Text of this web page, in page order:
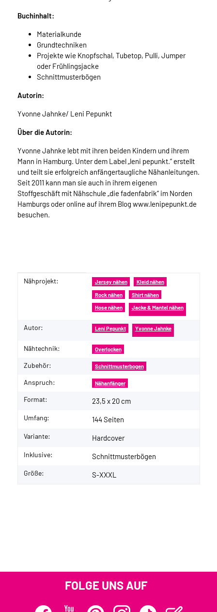
Buchinhalt:
Materialkunde
Grundtechniken
Projekte wie Knopfschal, Tubetop, Pulli, Jumper
oder Frühlingsjacke
Schnittmusterbögen
Autorin:
Yvonne Jahnke/ Leni Pepunkt
Über die Autorin:
Yvonne Jahnke lebt mit ihren beiden Kindern und ihrem
Mann in Hamburg. Unter dem Label „leni pepunkt.“ erstellt
und teilt sie erfolgreich anfängertaugliche Nähanleitungen.
Seit 2011 kann man sie auch in ihrem eigenen
Stoffgeschäft mit Nähschule „die fadenfabrik“ im Norden
Hamburgs oder online auf ihrem Blog www.lenipepunkt.de
besuchen.
Produkteigenschaft
Wert
Nähprojekt: Jersey nähen Kleid nähen
Rock nähen Shirt nähen
Hose nähen Jacke & Mantel nähen
Autor: Leni Pepunkt Yvonne Jahnke
Nähtechnik: Overlocken
Zubehör: Schnittmusterbogen
Anspruch: Nähanfänger
Format: 23,5 x 20 cm
Umfang: 144 Seiten
Variante: Hardcover
Inklusive: Schnittmusterbögen
Größe: S-XXXL
FOLGE UNS AUF